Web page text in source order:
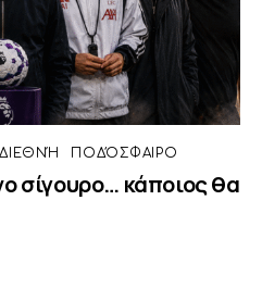
ΔΙΕΘΝΉ ΠΟΔΌΣΦΑΙΡΟ
σίγουρο… κάποιος θα